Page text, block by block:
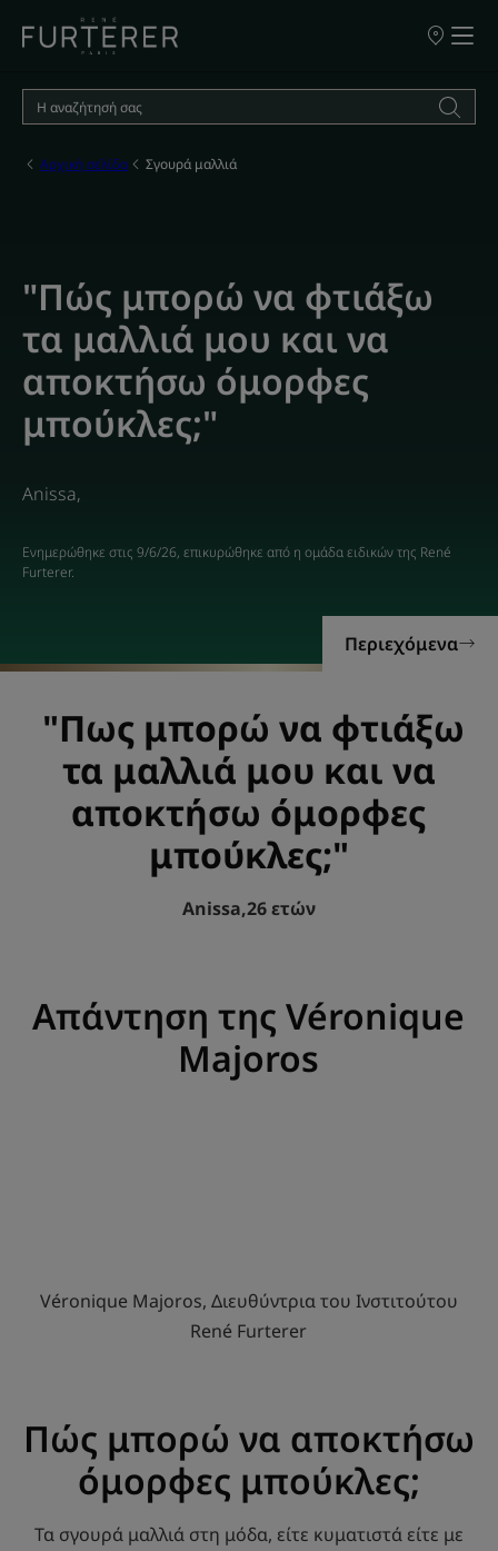
ΣΗΜΕΙΑ
ΜΑΣ
Αρχική σελίδα Σγουρά μαλλιά
"Πώς μπορώ να φτιάξω
τα μαλλιά μου και να
αποκτήσω όμορφες
μπούκλες;"
Anissa,
Ενημερώθηκε στις 9/6/26, επικυρώθηκε από η ομάδα ειδικών της René
Furterer.
Περιεχόμενα
"Πως μπορώ να φτιάξω
τα μαλλιά μου και να
αποκτήσω όμορφες
μπούκλες;"
Anissa,26 ετών
Απάντηση της Véronique
Majoros
Véronique Majoros, Διευθύντρια του Ινστιτούτου
René Furterer
Πώς μπορώ να αποκτήσω
όμορφες μπούκλες;
Τα σγουρά μαλλιά στη μόδα, είτε κυματιστά είτε με